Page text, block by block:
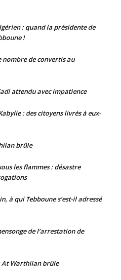
: quand la présidente de
!
nombre de convertis au
attendu avec impatience
: des citoyens livrés à eux-
brûle
les flammes : désastre
à qui Tebboune s’est-il adressé
de l’arrestation de
At Warthilan brûle